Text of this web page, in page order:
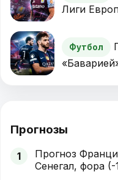
Лиги
Футбол
Прогнозы
1
Прогноз
Сенегал, фора (-